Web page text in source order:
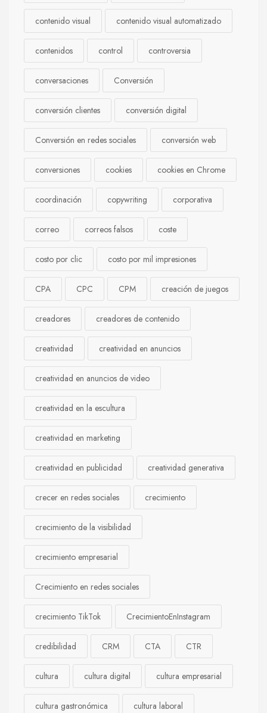
contenido visual contenido visual automatizado
contenidos control controversia
conversaciones Conversión
conversión clientes conversión digital
Conversión en redes sociales conversión web
conversiones cookies cookies en Chrome
coordinación copywriting corporativa
correo correos falsos coste
costo por clic costo por mil impresiones
CPA CPC CPM creación de juegos
creadores creadores de contenido
creatividad creatividad en anuncios
creatividad en anuncios de video
creatividad en la escultura
creatividad en marketing
creatividad en publicidad creatividad generativa
crecer en redes sociales crecimiento
crecimiento de la visibilidad
crecimiento empresarial
Crecimiento en redes sociales
crecimiento TikTok CrecimientoEnInstagram
credibilidad CRM CTA CTR
cultura cultura digital cultura empresarial
cultura gastronómica cultura laboral